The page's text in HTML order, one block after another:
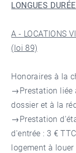
LONGUES
A - LOCATIONS
(loi 89)
Honoraires à la
→Prestation liée
dossier et à la
→Prestation
d'entrée : 3 €
logement à louer